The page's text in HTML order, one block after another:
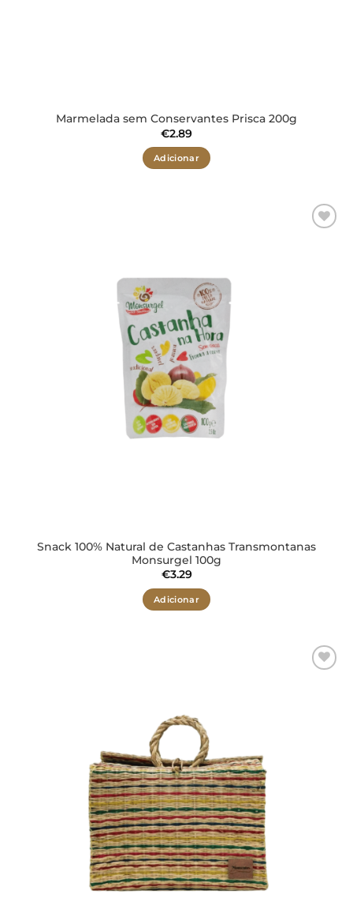
Marmelada sem Conservantes Prisca 200g
€2.89
Adicionar
Snack 100% Natural de Castanhas Transmontanas
Monsurgel 100g
€3.29
Adicionar